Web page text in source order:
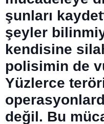
şunları
şeyler
kendisine
polisimin de
Yüzlerce
değil. Bu